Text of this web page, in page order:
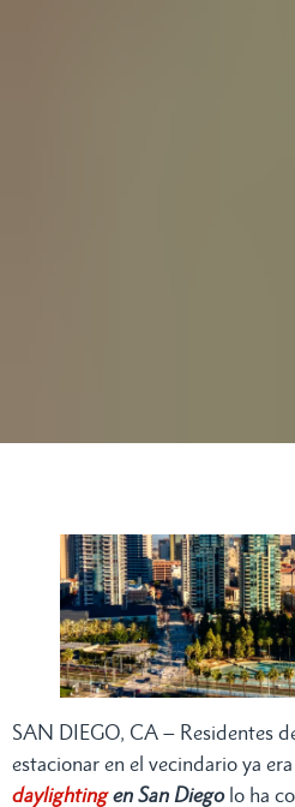
SAN DIEGO, CA – Residentes
estacionar en el vecindario ya
daylightingen San Diegolo ha